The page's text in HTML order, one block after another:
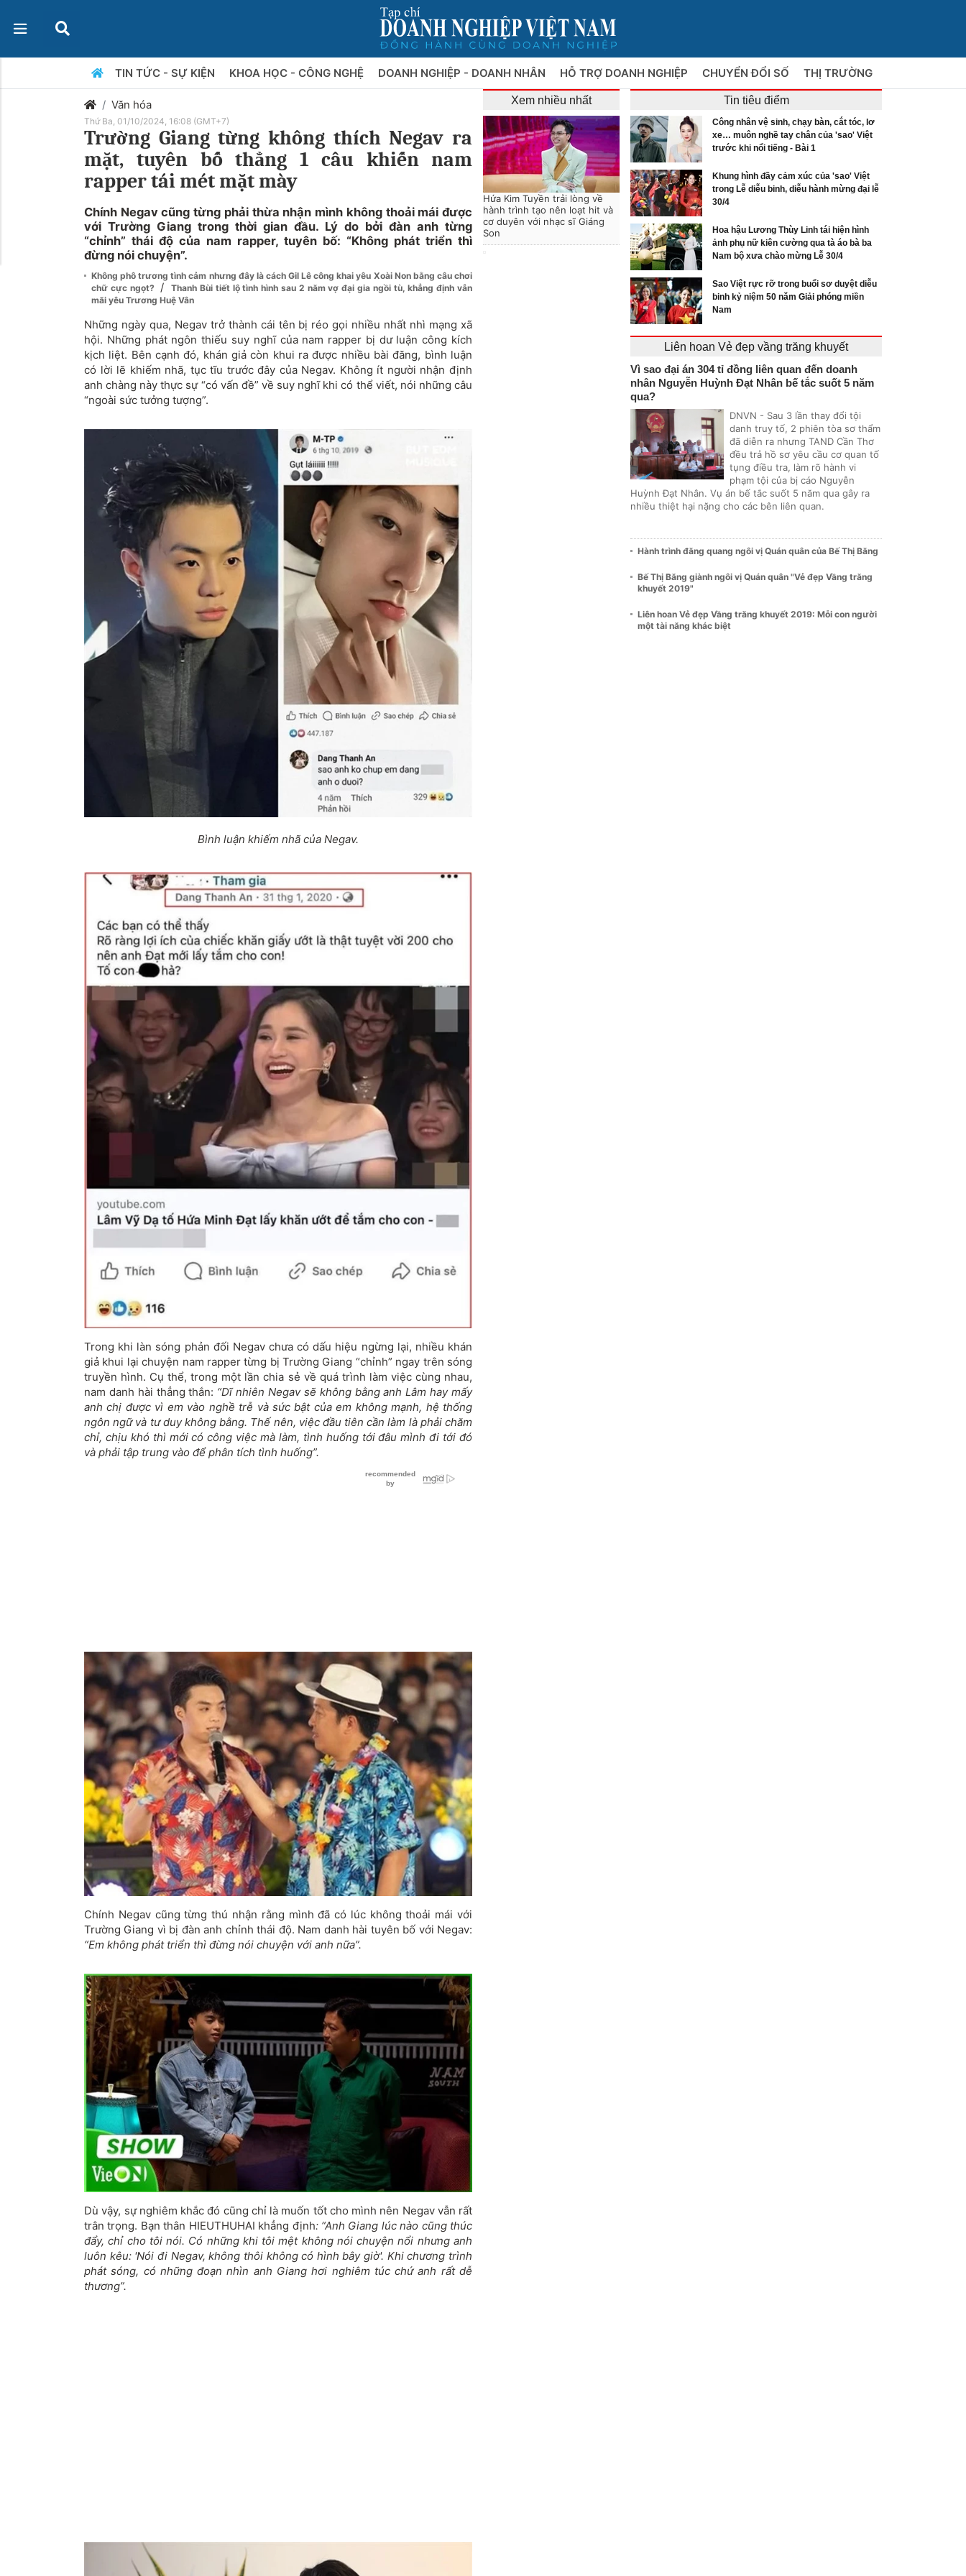
TIN TỨC - SỰ KIỆN KHOA HỌC - CÔNG NGHỆ DOANH NGHIỆP - DOANH NHÂN HỖ TRỢ DOANH NGHIỆP CHUYỂN ĐỔI SỐ THỊ TRƯỜNG
Văn hóa
Thứ Ba, 01/10/2024, 16:08 (GMT+7)
Trường Giang từng không thích Negav ra
mặt, tuyên bố thẳng 1 câu khiến nam
rapper tái mét mặt mày
Chính Negav cũng từng phải thừa nhận mình không thoải mái được
với Trường Giang trong thời gian đầu. Lý do bởi đàn anh từng
“chỉnh” thái độ của nam rapper, tuyên bố: “Không phát triển thì
đừng nói chuyện”.
Không phô trương tình cảm nhưng đây là cách Gil Lê công khai yêu Xoài Non bằng câu chơi
chữ cực ngọt?
/
Thanh Bùi tiết lộ tình hình sau 2 năm vợ đại gia ngồi tù, khẳng định vẫn
mãi yêu Trương Huệ Vân
Những ngày qua, Negav trở thành cái tên bị réo gọi nhiều nhất nhì mạng xã
hội. Những phát ngôn thiếu suy nghĩ của nam rapper bị dư luận công kích
kịch liệt. Bên cạnh đó, khán giả còn khui ra được nhiều bài đăng, bình luận
có lời lẽ khiếm nhã, tục tĩu trước đây của Negav. Không ít người nhận định
anh chàng này thực sự “có vấn đề” về suy nghĩ khi có thể viết, nói những câu
“ngoài sức tưởng tượng”.
Bình luận khiếm nhã của Negav.
Trong khi làn sóng phản đối Negav chưa có dấu hiệu ngừng lại, nhiều khán
giả khui lại chuyện nam rapper từng bị Trường Giang “chỉnh” ngay trên sóng
truyền hình. Cụ thể, trong một lần chia sẻ về quá trình làm việc cùng nhau,
nam danh hài thẳng thắn: “Dĩ nhiên Negav sẽ không bằng anh Lâm hay mấy
anh chị được vì em vào nghề trễ và sức bật của em không mạnh, hệ thống
ngôn ngữ và tư duy không bằng. Thế nên, việc đầu tiên cần làm là phải chăm
chỉ, chịu khó thì mới có công việc mà làm, tình huống tới đâu mình đi tới đó
và phải tập trung vào để phân tích tình huống”.
Chính Negav cũng từng thú nhận rằng mình đã có lúc không thoải mái với
Trường Giang vì bị đàn anh chỉnh thái độ. Nam danh hài tuyên bố với Negav:
“Em không phát triển thì đừng nói chuyện với anh nữa”.
Dù vậy, sự nghiêm khắc đó cũng chỉ là muốn tốt cho mình nên Negav vẫn rất
trân trọng. Bạn thân HIEUTHUHAI khẳng định: “Anh Giang lúc nào cũng thúc
đẩy, chỉ cho tôi nói. Có những khi tôi mệt không nói chuyện nổi nhưng anh
luôn kêu: 'Nói đi Negav, không thôi không có hình bây giờ'. Khi chương trình
phát sóng, có những đoạn nhìn anh Giang hơi nghiêm túc chứ anh rất dễ
thương”.
Xem nhiều nhất
Hứa Kim Tuyền trải lòng về
hành trình tạo nên loạt hit và
cơ duyên với nhạc sĩ Giáng
Son
Tin tiêu điểm
Công nhân vệ sinh, chạy bàn, cắt tóc, lơ
xe… muôn nghề tay chân của 'sao' Việt
trước khi nổi tiếng - Bài 1
Khung hình đầy cảm xúc của 'sao' Việt
trong Lễ diễu binh, diễu hành mừng đại lễ
30/4
Hoa hậu Lương Thùy Linh tái hiện hình
ảnh phụ nữ kiên cường qua tà áo bà ba
Nam bộ xưa chào mừng Lễ 30/4
Sao Việt rực rỡ trong buổi sơ duyệt diễu
binh kỷ niệm 50 năm Giải phóng miền
Nam
Liên hoan Vẻ đẹp vầng trăng khuyết
Vì sao đại án 304 tỉ đồng liên quan đến doanh
nhân Nguyễn Huỳnh Đạt Nhân bế tắc suốt 5 năm
qua?
DNVN - Sau 3 lần thay đổi tội
danh truy tố, 2 phiên tòa sơ thẩm
đã diễn ra nhưng TAND Cần Thơ
đều trả hồ sơ yêu cầu cơ quan tố
tụng điều tra, làm rõ hành vi
phạm tội của bị cáo Nguyễn
Huỳnh Đạt Nhân. Vụ án bế tắc suốt 5 năm qua gây ra
nhiều thiệt hại nặng cho các bên liên quan.
Hành trình đăng quang ngôi vị Quán quân của Bế Thị Băng
Bế Thị Băng giành ngôi vị Quán quân "Vẻ đẹp Vầng trăng
khuyết 2019"
Liên hoan Vẻ đẹp Vầng trăng khuyết 2019: Mỗi con người
một tài năng khác biệt